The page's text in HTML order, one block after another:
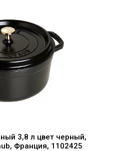
3,8 л цвет черный,
Франция, 1102425